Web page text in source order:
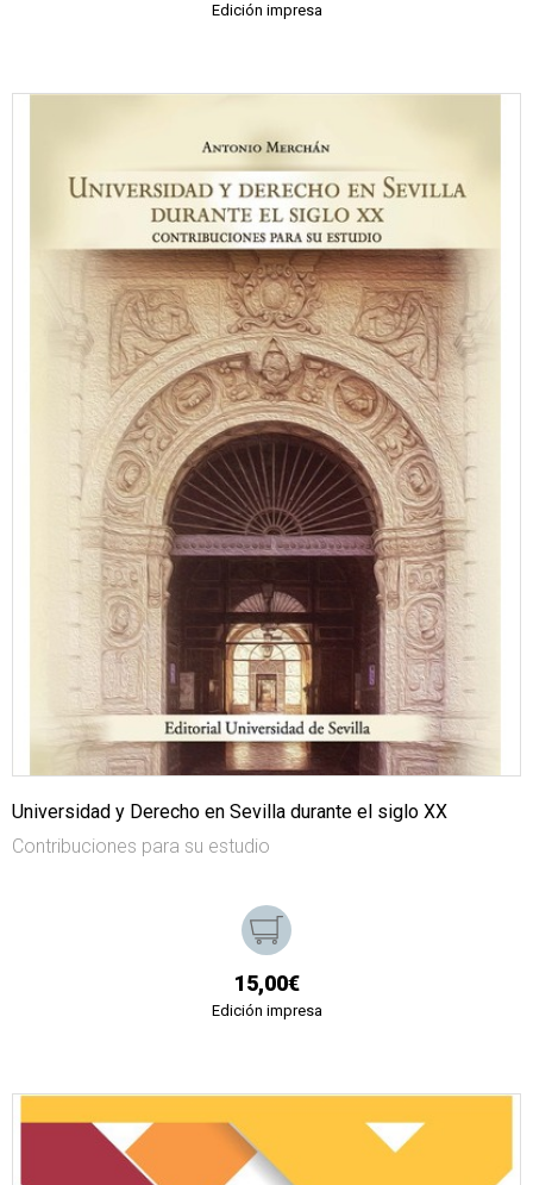
Edición impresa
Universidad y Derecho en Sevilla durante el siglo XX
Contribuciones para su estudio
15,00€
Edición impresa